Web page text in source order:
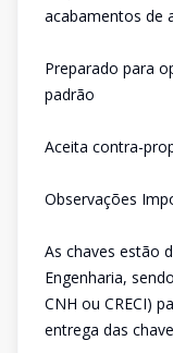
acabamentos de
Preparado para
padrão
Aceita contra-
Observações
As chaves estão
Engenharia,
CNH ou CRECI)
entrega das